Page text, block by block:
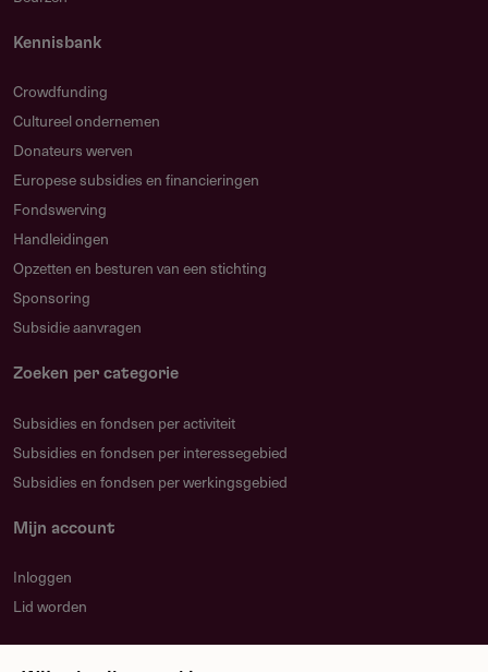
Kennisbank
Crowdfunding
Cultureel ondernemen
Donateurs werven
Europese subsidies en financieringen
Fondswerving
Handleidingen
Opzetten en besturen van een stichting
Sponsoring
Subsidie aanvragen
Zoeken per categorie
Subsidies en fondsen per activiteit
Subsidies en fondsen per interessegebied
Subsidies en fondsen per werkingsgebied
Mijn account
Inloggen
Lid worden